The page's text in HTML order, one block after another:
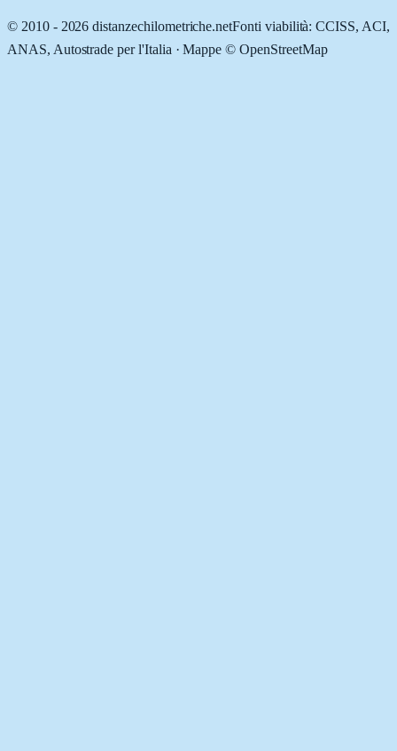
© 2010 - 2026 distanzechilometriche.netFonti viabilità: CCISS, ACI,
ANAS, Autostrade per l'Italia · Mappe © OpenStreetMap